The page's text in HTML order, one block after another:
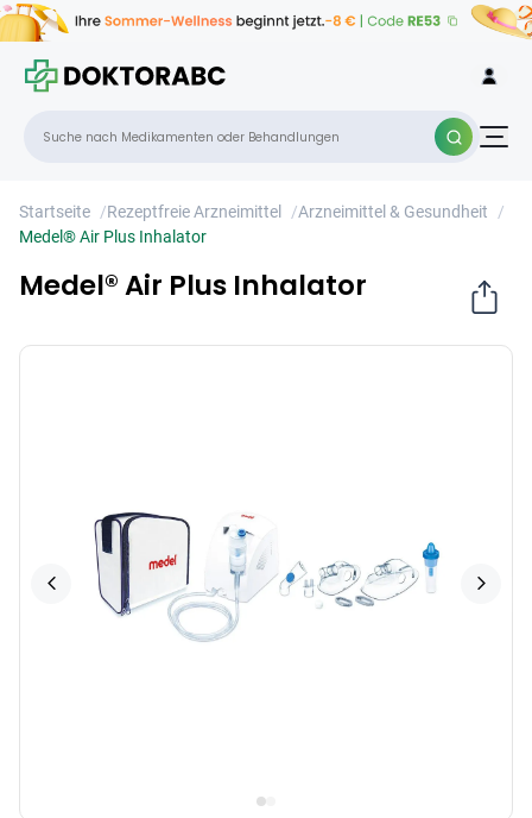
Startseite /Rezeptfreie Arzneimittel /Arzneimittel & Gesundheit
/
Medel® Air Plus Inhalator
Medel® Air Plus Inhalator
×